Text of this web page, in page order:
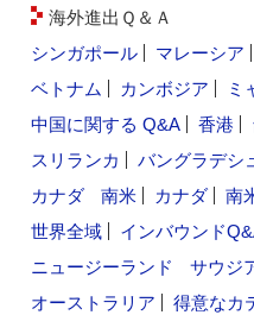
海外進出Ｑ＆Ａ
シンガポール
マレーシア
ベトナム
カンボジア ミ
中国に関する Q&A
香港
スリランカ
バングラデシ
カナダ
南米 カナダ 南
世界全域
インバウンド
ニュージーランド
サウジ
オーストラリア
得意なカ